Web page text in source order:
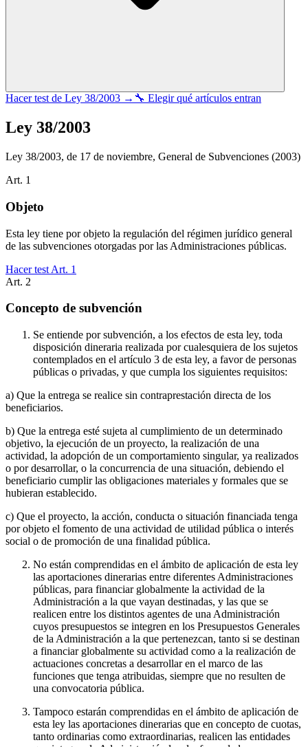
Hacer test de Ley 38/2003 → 🔧 Elegir qué artículos entran
Ley 38/2003
Ley 38/2003, de 17 de noviembre, General de Subvenciones (2003)
Art. 1
Objeto
Esta ley tiene por objeto la regulación del régimen jurídico general
de las subvenciones otorgadas por las Administraciones públicas.
Hacer test Art. 1
Art. 2
Concepto de subvención
Se entiende por subvención, a los efectos de esta ley, toda
disposición dineraria realizada por cualesquiera de los sujetos
contemplados en el artículo 3 de esta ley, a favor de personas
públicas o privadas, y que cumpla los siguientes requisitos:
a) Que la entrega se realice sin contraprestación directa de los
beneficiarios.
b) Que la entrega esté sujeta al cumplimiento de un determinado
objetivo, la ejecución de un proyecto, la realización de una
actividad, la adopción de un comportamiento singular, ya realizados
o por desarrollar, o la concurrencia de una situación, debiendo el
beneficiario cumplir las obligaciones materiales y formales que se
hubieran establecido.
c) Que el proyecto, la acción, conducta o situación financiada tenga
por objeto el fomento de una actividad de utilidad pública o interés
social o de promoción de una finalidad pública.
No están comprendidas en el ámbito de aplicación de esta ley
las aportaciones dinerarias entre diferentes Administraciones
públicas, para financiar globalmente la actividad de la
Administración a la que vayan destinadas, y las que se
realicen entre los distintos agentes de una Administración
cuyos presupuestos se integren en los Presupuestos Generales
de la Administración a la que pertenezcan, tanto si se destinan
a financiar globalmente su actividad como a la realización de
actuaciones concretas a desarrollar en el marco de las
funciones que tenga atribuidas, siempre que no resulten de
una convocatoria pública.
Tampoco estarán comprendidas en el ámbito de aplicación de
esta ley las aportaciones dinerarias que en concepto de cuotas,
tanto ordinarias como extraordinarias, realicen las entidades